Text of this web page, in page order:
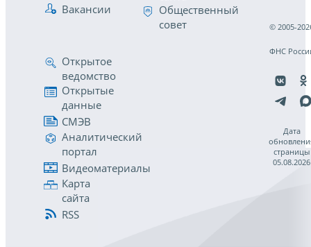
Вакансии
Общественный
совет
Открытое
ведомство
Открытые
данные
СМЭВ
Аналитический
портал
Видеоматериалы
Карта
сайта
RSS
© 2005-
ФНС
Дата
страницы
05.08.2026